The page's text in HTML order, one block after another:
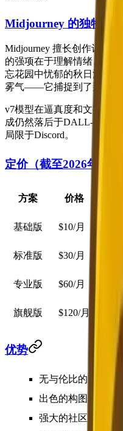
Midjourney 的独特之处
Midjourney 擅长创作让人
的强项在于理解情绪、氛
忘花园中忧郁的秋日清晨"
雾气——它捕捉到了那种感
v7模型在逼真度和文字渲
成仍然落后于DALL-E。新
局限于Discord。
定价（截至2026年2月）
方案 价格
基础版 $10/月 约
标准版 $30/月 无
专业版 $60/月
旗舰版 $120/月
优势
无与伦比的艺术质
出色的构图和光
强大的社区，数百